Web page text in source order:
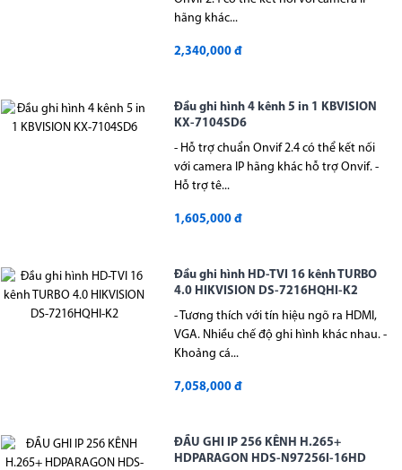
hãng khác...
2,340,000 đ
Đầu ghi hình 4 kênh 5 in 1 KBVISION
KX-7104SD6
- Hỗ trợ chuẩn Onvif 2.4 có thể kết nối
với camera IP hãng khác hỗ trợ Onvif. -
Hỗ trợ tê...
1,605,000 đ
Đầu ghi hình HD-TVI 16 kênh TURBO
4.0 HIKVISION DS-7216HQHI-K2
- Tương thích với tín hiệu ngõ ra HDMI,
VGA. Nhiều chế độ ghi hình khác nhau. -
Khoảng cá...
7,058,000 đ
ĐẦU GHI IP 256 KÊNH H.265+
HDPARAGON HDS-N97256I-16HD